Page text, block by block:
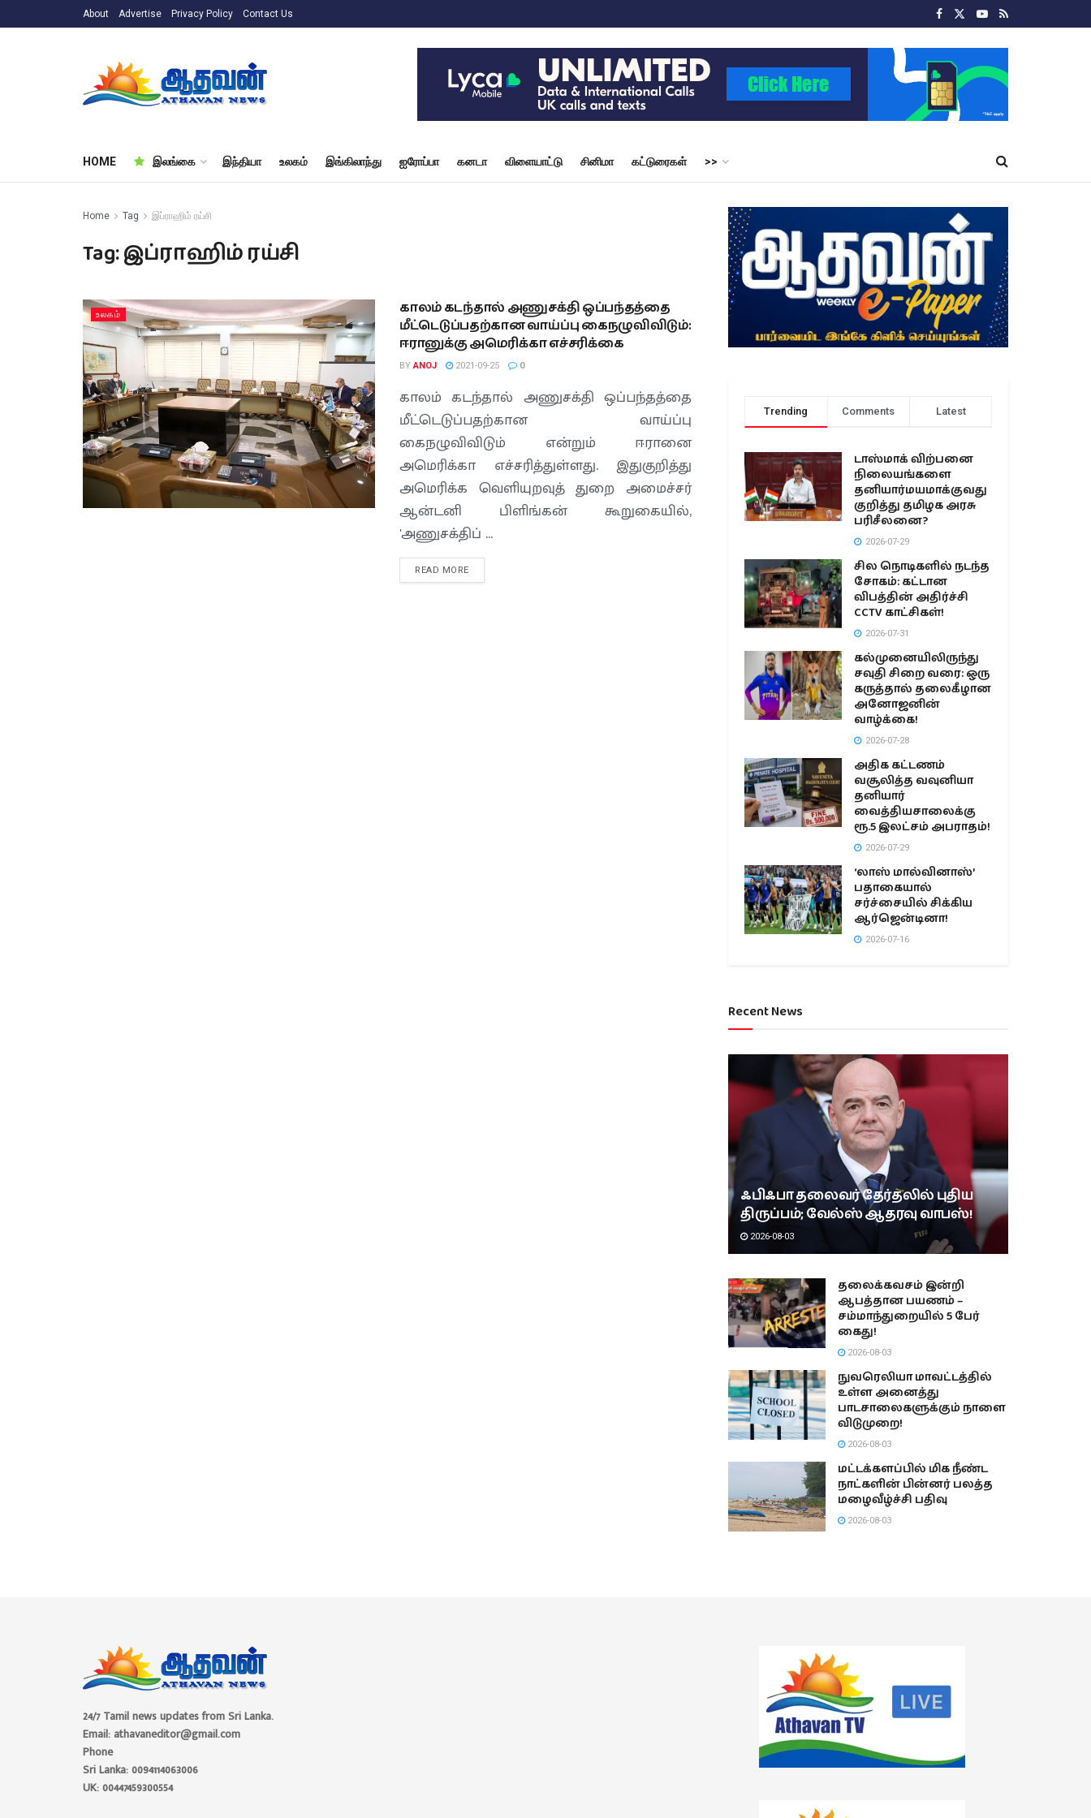
About Advertise Privacy Policy Contact Us
HOME இலங்கை இந்தியா உலகம் இங்கிலாந்து ஐரோப்பா கனடா விளையாட்டு சினிமா கட்டுரைகள் >>
Home Tag இப்ராஹிம் ரய்சி
Tag:இப்ராஹிம் ரய்சி
உலகம்
காலம் கடந்தால் அணுசக்தி ஒப்பந்தத்தை
மீட்டெடுப்பதற்கான வாய்ப்பு கைநழுவிவிடும்:
ஈரானுக்கு அமெரிக்கா எச்சரிக்கை
BY ANOJ 2021-09-25 0
காலம் கடந்தால் அணுசக்தி ஒப்பந்தத்தை
மீட்டெடுப்பதற்கான வாய்ப்பு
கைநழுவிவிடும் என்றும் ஈரானை
அமெரிக்கா எச்சரித்துள்ளது. இதுகுறித்து
அமெரிக்க வெளியுறவுத் துறை அமைச்சர்
ஆன்டனி பிளிங்கன் கூறுகையில்,
'அணுசக்திப் ...
READ MORE
Trending Comments Latest
டாஸ்மாக் விற்பனை
நிலையங்களை
தனியார்மயமாக்குவது
குறித்து தமிழக அரசு
பரிசீலனை?
2026-07-29
சில நொடிகளில் நடந்த
சோகம்: கட்டான
விபத்தின் அதிர்ச்சி
CCTV காட்சிகள்!
2026-07-31
கல்முனையிலிருந்து
சவுதி சிறை வரை: ஒரு
கருத்தால் தலைகீழான
அனோஜனின்
வாழ்க்கை!
2026-07-28
அதிக கட்டணம்
வசூலித்த வவுனியா
தனியார்
வைத்தியசாலைக்கு
ரூ.5 இலட்சம் அபராதம்!
2026-07-29
‘லாஸ் மால்வினாஸ்’
பதாகையால்
சர்ச்சையில் சிக்கிய
ஆர்ஜென்டினா!
2026-07-16
Recent News
ஃபிஃபா தலைவர் தேர்தலில் புதிய
திருப்பம்; வேல்ஸ் ஆதரவு வாபஸ்!
2026-08-03
தலைக்கவசம் இன்றி
ஆபத்தான பயணம் –
சம்மாந்துறையில் 5 பேர்
கைது!
2026-08-03
நுவரெலியா மாவட்டத்தில்
உள்ள அனைத்து
பாடசாலைகளுக்கும் நாளை
விடுமுறை!
2026-08-03
மட்டக்களப்பில் மிக நீண்ட
நாட்களின் பின்னர் பலத்த
மழைவீழ்ச்சி பதிவு
2026-08-03
24/7 Tamil news updates from Sri Lanka.
Email: athavaneditor@gmail.com
Phone
Sri Lanka: 0094114063006
UK: 00447459300554